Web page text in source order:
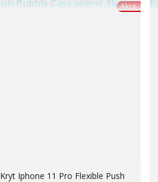
Akce
Kryt Iphone 11 Pro Flexible Push